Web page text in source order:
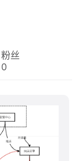
粉丝
0